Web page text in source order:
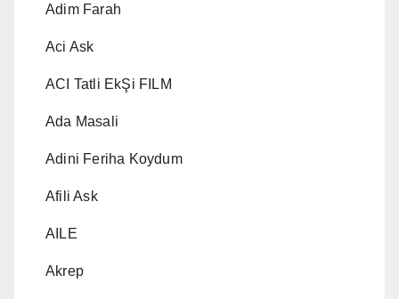
Adim Farah
Aci Ask
ACI Tatli EkŞi FILM
Ada Masali
Adini Feriha Koydum
Afili Ask
AILE
Akrep